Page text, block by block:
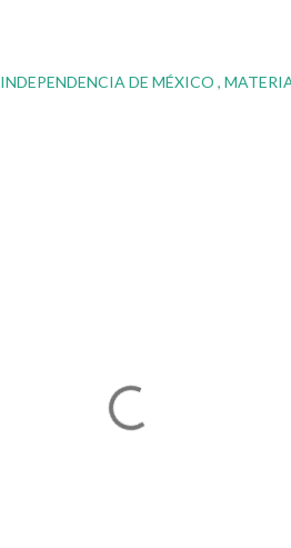
INDEPENDENCIA DE MÉXICO